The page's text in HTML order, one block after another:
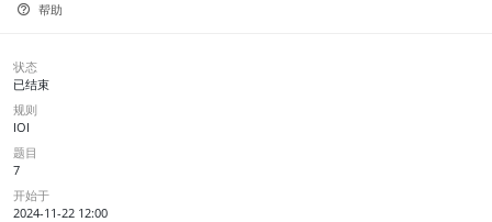
帮助
状态
已结束
规则
IOI
题目
7
开始于
2024-11-22 12:00